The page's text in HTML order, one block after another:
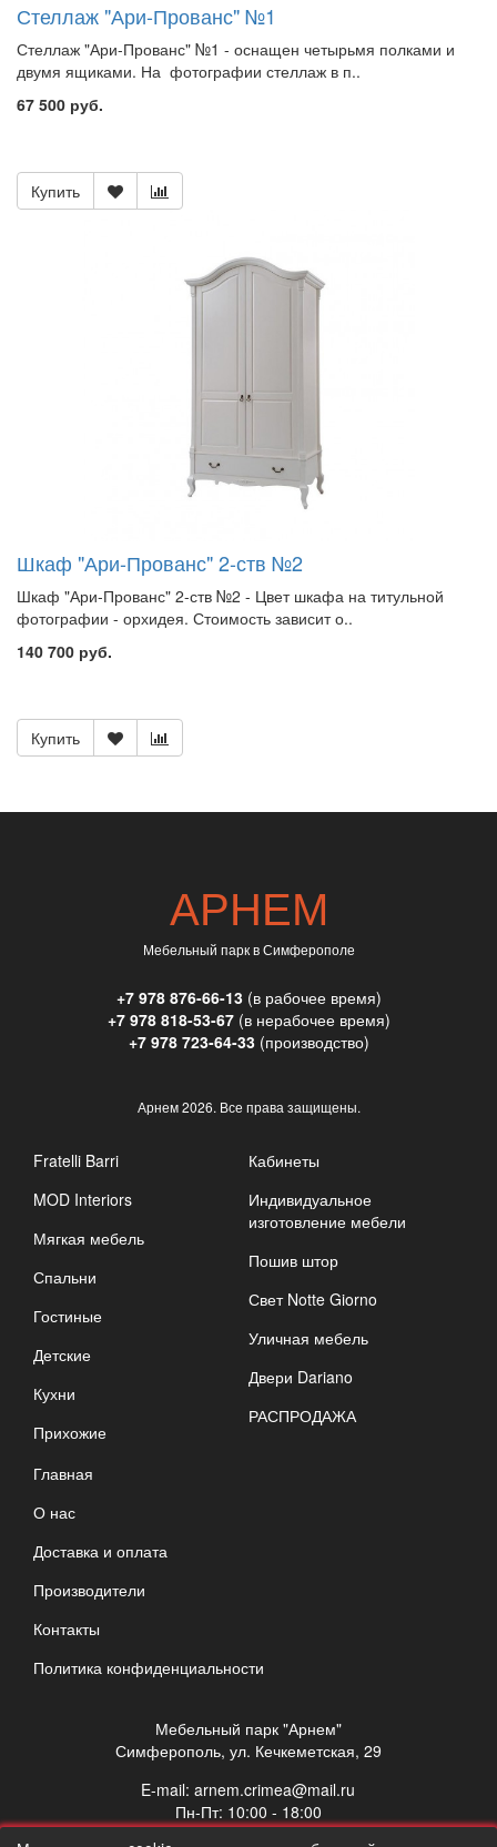
Стеллаж "Ари-Прованс" №1
Стеллаж "Ари-Прованс" №1 - оснащен четырьмя полками и
двумя ящиками. На фотографии стеллаж в п..
67 500 руб.
Купить
Шкаф "Ари-Прованс" 2-ств №2
Шкаф "Ари-Прованс" 2-ств №2 - Цвет шкафа на титульной
фотографии - орхидея. Стоимость зависит о..
140 700 руб.
Купить
АРНЕМ
Мебельный парк в Симферополе
+7 978 876-66-13(в рабочее время)
+7 978 818-53-67(в нерабочее время)
+7 978 723-64-33(производство)
Арнем2026. Все права защищены.
Fratelli Barri
MOD Interiors
Мягкая мебель
Спальни
Гостиные
Детские
Кухни
Прихожие
Кабинеты
Индивидуальное
изготовление мебели
Пошив штор
Свет Notte Giorno
Уличная мебель
Двери Dariano
РАСПРОДАЖА
Главная
О нас
Доставка и оплата
Производители
Контакты
Политика конфиденциальности
Мебельный парк "Арнем"
Симферополь, ул. Кечкеметская, 29
E-mail:arnem.crimea@mail.ru
Пн-Пт: 10:00 - 18:00
Сб: 10:00 - 17:00